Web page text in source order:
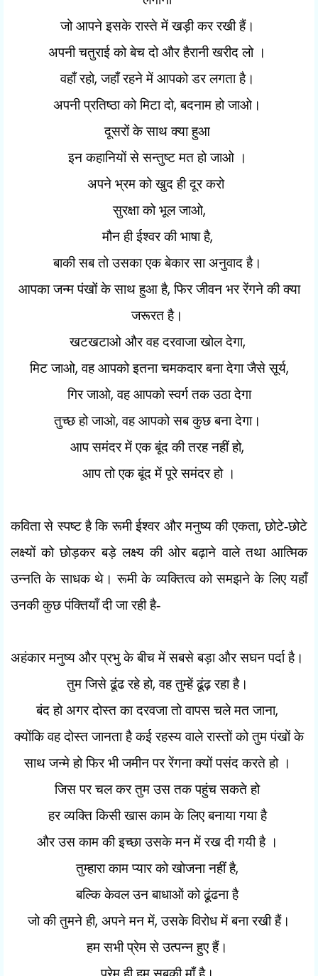
जो आपने इसके रास्ते में खड़ी कर रखी हैं।
अपनी चतुराई को बेच दो और हैरानी खरीद लो ।
वहाँ रहो,जहाँ रहने में आपको डर लगता है।
अपनी प्रतिष्ठा को मिटा दो,बदनाम हो जाओ।
दूसरों के साथ क्या हुआ
इन कहानियों से सन्तुष्ट मत हो जाओ ।
अपने भ्रम को खुद ही दूर करो
सुरक्षा को भूल जाओ,
मौन ही ईश्वर की भाषा है,
बाकी सब तो उसका एक बेकार सा अनुवाद है।
आपका जन्म पंखों के साथ हुआ है,फिर जीवन भर रेंगने की क्या
जरूरत है।
खटखटाओ और वह दरवाजा खोल देगा,
मिट जाओ,वह आपको इतना चमकदार बना देगा जैसे सूर्य,
गिर जाओ,वह आपको स्वर्ग तक उठा देगा
तुच्छ हो जाओ,वह आपको सब कुछ बना देगा।
आप समंदर में एक बूंद की तरह नहीं हो,
आप तो एक बूंद में पूरे समंदर हो ।
कविता से स्पष्ट है कि रूमी ईश्वर और मनुष्य की एकता,छोटे-छोटे
लक्ष्यों को छोड़कर बड़े लक्ष्य की ओर बढ़ाने वाले तथा आत्मिक
उन्नति के साधक थे। रूमी के व्यक्तित्व को समझने के लिए यहाँ
उनकी कुछ पंक्तियाँ दी जा रही है-
अहंकार मनुष्य और प्रभु के बीच में सबसे बड़ा और सघन पर्दा है।
तुम जिसे ढूंढ रहे हो,वह तुम्हें ढूंढ़ रहा है।
बंद हो अगर दोस्त का दरवजा तो वापस चले मत जाना,
क्योंकि वह दोस्त जानता है कई रहस्य वाले रास्तों को तुम पंखों के
साथ जन्मे हो फिर भी जमीन पर रेंगना क्यों पसंद करते हो ।
जिस पर चल कर तुम उस तक पहुंच सकते हो
हर व्यक्ति किसी खास काम के लिए बनाया गया है
और उस काम की इच्छा उसके मन में रख दी गयी है ।
तुम्हारा काम प्यार को खोजना नहीं है,
बल्कि केवल उन बाधाओं को ढूंढना है
जो की तुमने ही, अपने मन में,उसके विरोध में बना रखी हैं।
हम सभी प्रेम से उत्पन्न हुए हैं।